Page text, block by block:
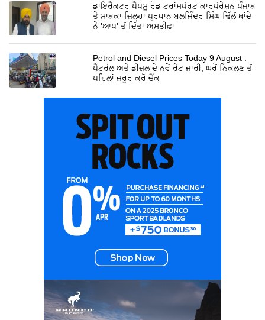
ਡਾਇਰੈਕਟਰ ਪੈਪਸੂ ਰੋਡ ਟਰਾਂਸਪੋਰਟ ਕਾਰਪੋਰੇਸ਼ਨ ਪੰਜਾਬ
ਤੇ ਸਾਬਕਾ ਜ਼ਿਲ੍ਹਾ ਪ੍ਰਧਾਨ ਬਲਜਿੰਦਰ ਸਿੰਘ ਢਿੱਲੋਂ ਥਾਂਦੇ
ਨੇ 'ਆਪ' ਤੋਂ ਦਿੱਤਾ ਅਸਤੀਫ਼ਾ
Petrol and Diesel Prices Today 9 August :
ਪੈਟਰੋਲ ਅਤੇ ਡੀਜ਼ਲ ਦੇ ਨਵੇਂ ਰੇਟ ਜਾਰੀ, ਘਰੋਂ ਨਿਕਲਣ ਤੋਂ
ਪਹਿਲਾਂ ਜ਼ਰੂਰ ਕਰੋ ਚੈੱਕ